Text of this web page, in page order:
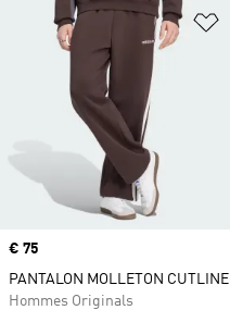
Prix
€ 75
PANTALON MOLLETON CUTLINE
Hommes Originals